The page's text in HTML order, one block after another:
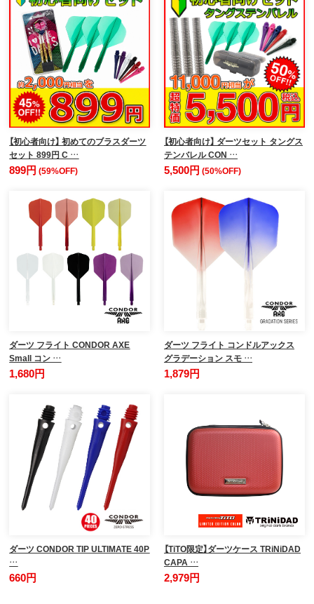
【初心者向け】 初めてのブラスダーツ
セット 899円 C …
899円(59%OFF)
【初心者向け】 ダーツセット タングス
テンバレル CON …
5,500円 (50%OFF)
ダーツ フライト CONDOR AXE
Small コン …
1,680円
ダーツ フライト コンドルアックス
グラデーション スモ …
1,879円
ダーツ CONDOR TIP ULTIMATE 40P
…
660円
【TiTO限定】ダーツケース TRiNiDAD
CAPA …
2,979円